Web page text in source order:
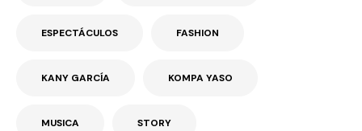
ESPECTÁCULOS FASHION
KANY GARCÍA KOMPA YASO
MUSICA STORY